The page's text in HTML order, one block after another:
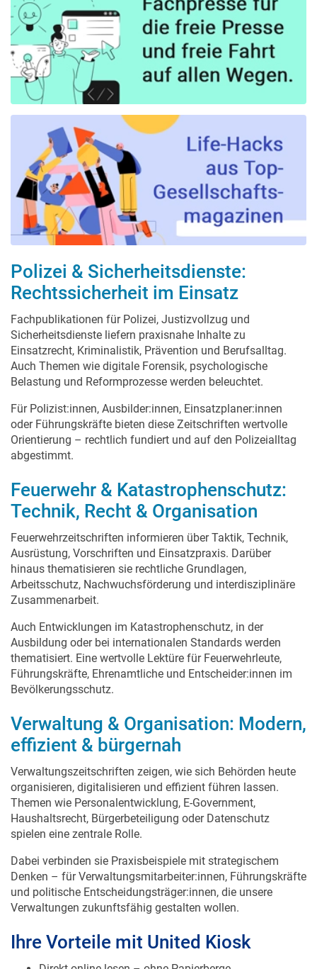
Polizei & Sicherheitsdienste:
Rechtssicherheit im Einsatz
Fachpublikationen für Polizei, Justizvollzug und
Sicherheitsdienste liefern praxisnahe Inhalte zu
Einsatzrecht, Kriminalistik, Prävention und Berufsalltag.
Auch Themen wie digitale Forensik, psychologische
Belastung und Reformprozesse werden beleuchtet.
Für Polizist:innen, Ausbilder:innen, Einsatzplaner:innen
oder Führungskräfte bieten diese Zeitschriften wertvolle
Orientierung – rechtlich fundiert und auf den Polizeialltag
abgestimmt.
Feuerwehr & Katastrophenschutz:
Technik, Recht & Organisation
Feuerwehrzeitschriften informieren über Taktik, Technik,
Ausrüstung, Vorschriften und Einsatzpraxis. Darüber
hinaus thematisieren sie rechtliche Grundlagen,
Arbeitsschutz, Nachwuchsförderung und interdisziplinäre
Zusammenarbeit.
Auch Entwicklungen im Katastrophenschutz, in der
Ausbildung oder bei internationalen Standards werden
thematisiert. Eine wertvolle Lektüre für Feuerwehrleute,
Führungskräfte, Ehrenamtliche und Entscheider:innen im
Bevölkerungsschutz.
Verwaltung & Organisation: Modern,
effizient & bürgernah
Verwaltungszeitschriften zeigen, wie sich Behörden heute
organisieren, digitalisieren und effizient führen lassen.
Themen wie Personalentwicklung, E-Government,
Haushaltsrecht, Bürgerbeteiligung oder Datenschutz
spielen eine zentrale Rolle.
Dabei verbinden sie Praxisbeispiele mit strategischem
Denken – für Verwaltungsmitarbeiter:innen, Führungskräfte
und politische Entscheidungsträger:innen, die unsere
Verwaltungen zukunftsfähig gestalten wollen.
Ihre Vorteile mit United Kiosk